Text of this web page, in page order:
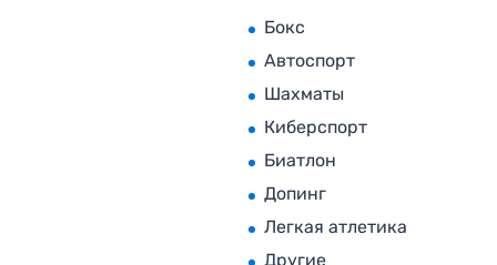
Бокс
Автоспорт
Шахматы
Киберспорт
Биатлон
Допинг
Легкая атлетика
Другие